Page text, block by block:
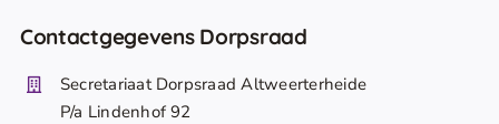
Contactgegevens Dorpsraad
Secretariaat Dorpsraad Altweerterheide
P/a Lindenhof 92